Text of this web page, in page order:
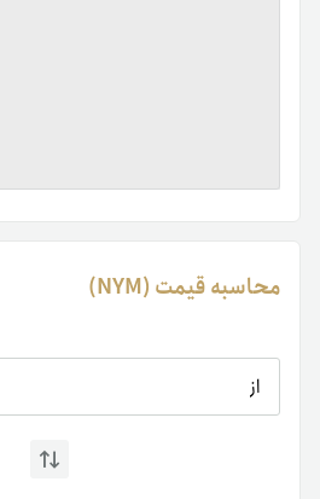
محاسبه قیمت (NYM)
از